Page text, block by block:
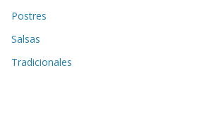
Postres
Salsas
Tradicionales